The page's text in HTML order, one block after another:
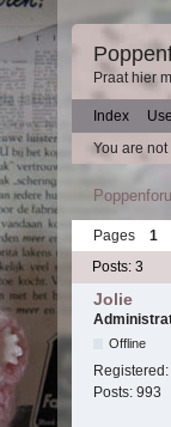
Praat hier
Index
You are
Pages 1
Posts: 3
Jolie
Offline
Registered:
Posts: 993